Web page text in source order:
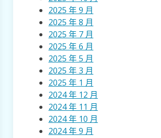
2025 年 9 月
2025 年 8 月
2025 年 7 月
2025 年 6 月
2025 年 5 月
2025 年 3 月
2025 年 1 月
2024 年 12 月
2024 年 11 月
2024 年 10 月
2024 年 9 月